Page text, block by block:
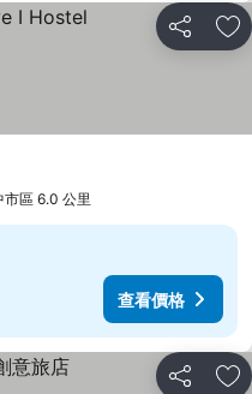
分享 加
市區 6.0 公里
查看價格
分享 加